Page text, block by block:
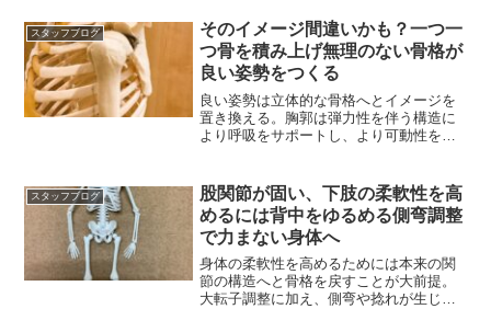
スタッフブログ
そのイメージ間違いかも？一つ一
つ骨を積み上げ無理のない骨格が
良い姿勢をつくる
良い姿勢は立体的な骨格へとイメージを
置き換える。胸郭は弾力性を伴う構造に
より呼吸をサポートし、より可動性を高
スタッフブログ
股関節が固い、下肢の柔軟性を高
めるには背中をゆるめる側弯調整
で力まない身体へ
身体の柔軟性を高めるためには本来の関
節の構造へと骨格を戻すことが大前提。
大転子調整に加え、側弯や捻れが生じた